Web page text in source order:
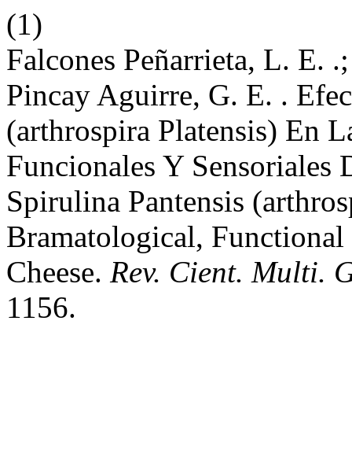
(1)
Falcones Peñarrieta, L. E.
Pincay Aguirre, G. E. .
(arthrospira Platensis) En
Funcionales Y Sensoriales
Spirulina Pantensis
Bramatological, Functional
Cheese. Rev. Cient. Multi.
1156.